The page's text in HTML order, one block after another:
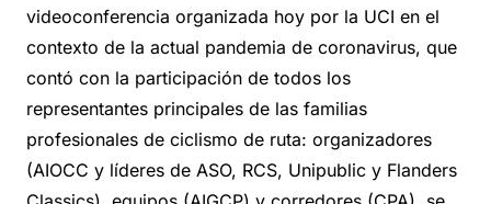
videoconferencia organizada hoy por la UCI en el
contexto de la actual pandemia de coronavirus, que
contó con la participación de todos los
representantes principales de las familias
profesionales de ciclismo de ruta: organizadores
(AIOCC y líderes de ASO, RCS, Unipublic y Flanders